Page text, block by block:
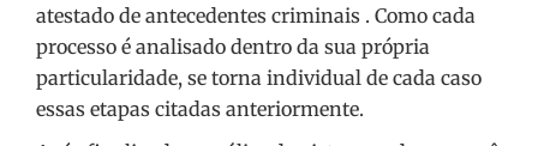
atestado de antecedentes criminais . Como cada
processo é analisado dentro da sua própria
particularidade, se torna individual de cada caso
essas etapas citadas anteriormente.